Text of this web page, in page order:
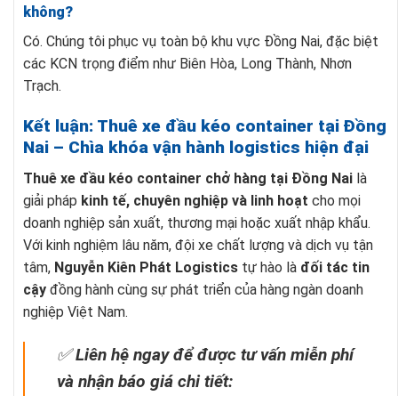
không?
Có. Chúng tôi phục vụ toàn bộ khu vực Đồng Nai, đặc biệt
các KCN trọng điểm như Biên Hòa, Long Thành, Nhơn
Trạch.
Kết luận: Thuê xe đầu kéo container tại Đồng
Nai – Chìa khóa vận hành logistics hiện đại
Thuê xe đầu kéo container chở hàng tại Đồng Nai là
giải pháp kinh tế, chuyên nghiệp và linh hoạt cho mọi
doanh nghiệp sản xuất, thương mại hoặc xuất nhập khẩu.
Với kinh nghiệm lâu năm, đội xe chất lượng và dịch vụ tận
tâm, Nguyễn Kiên Phát Logistics tự hào là đối tác tin
cậy đồng hành cùng sự phát triển của hàng ngàn doanh
nghiệp Việt Nam.
✅Liên hệ ngay để được tư vấn miễn phí
và nhận báo giá chi tiết: